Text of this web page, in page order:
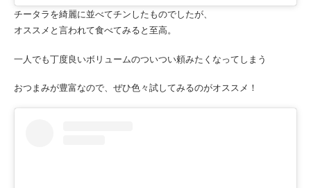
チータラを綺麗に並べてチンしたものでしたが、
オススメと言われて食べてみると至高。
一人でも丁度良いボリュームのついつい頼みたくなってしまう
おつまみが豊富なので、ぜひ色々試してみるのがオススメ！